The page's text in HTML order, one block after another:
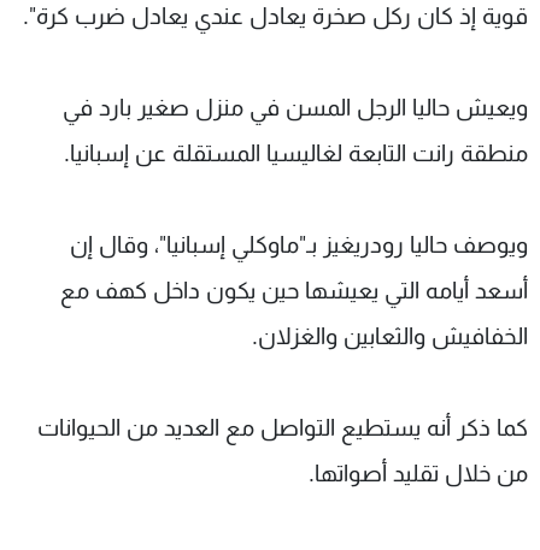
قوية إذ كان ركل صخرة يعادل عندي يعادل ضرب كرة".
ويعيش حاليا الرجل المسن في منزل صغير بارد في
منطقة رانت التابعة لغاليسيا المستقلة عن إسبانيا.
ويوصف حاليا رودريغيز بـ"ماوكلي إسبانيا"، وقال إن
أسعد أيامه التي يعيشها حين يكون داخل كهف مع
الخفافيش والثعابين والغزلان.
كما ذكر أنه يستطيع التواصل مع العديد من الحيوانات
من خلال تقليد أصواتها.